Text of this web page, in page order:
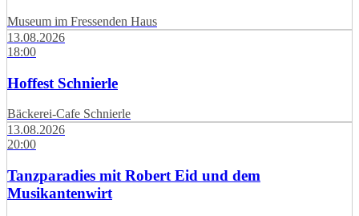
Museum im Fressenden Haus
13.08.2026
18:00
Hoffest Schnierle
Bäckerei-Cafe Schnierle
13.08.2026
20:00
Tanzparadies mit Robert Eid und dem
Musikantenwirt